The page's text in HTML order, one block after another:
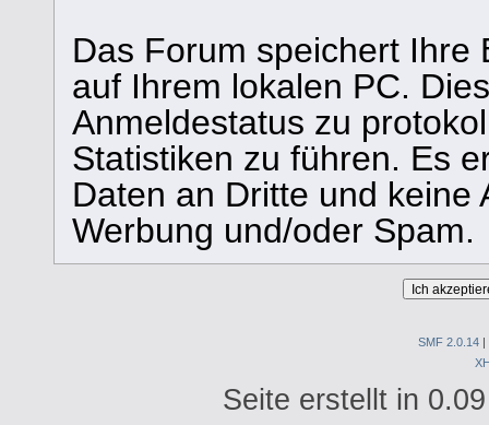
Das Forum speichert Ihre
auf Ihrem lokalen PC.
Anmeldestatus zu
Statistiken zu führen. Es
Daten an Dritte und keine
Werbung und/oder Spam.
SMF 2.0.14 |
Seite erstellt in